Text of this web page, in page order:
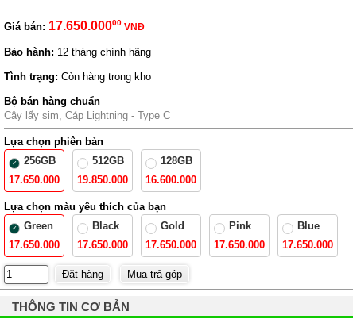
Giá bán: 17.650.00000 VNĐ
Bảo hành: 12 tháng chính hãng
Tình trạng: Còn hàng trong kho
Bộ bán hàng chuẩn
Cây lấy sim, Cáp Lightning - Type C
Lựa chọn phiên bản
256GB
17.650.000
512GB
19.850.000
128GB
16.600.000
Lựa chọn màu yêu thích của bạn
Green
17.650.000
Black
17.650.000
Gold
17.650.000
Pink
17.650.000
Blue
17.650.000
THÔNG TIN CƠ BẢN